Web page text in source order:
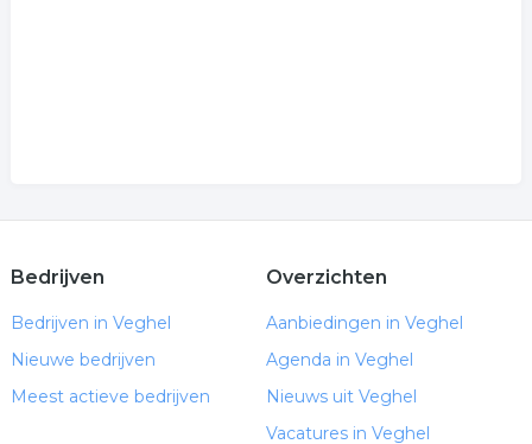
Bedrijven
Bedrijven in Veghel
Nieuwe bedrijven
Meest actieve bedrijven
Overzichten
Aanbiedingen in Veghel
Agenda in Veghel
Nieuws uit Veghel
Vacatures in Veghel